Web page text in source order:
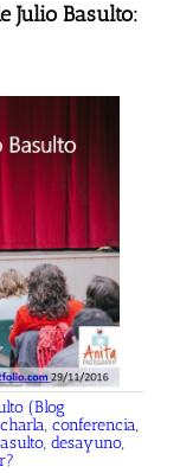
Julio Basulto:
(Blog
charla, conferencia,
, desayuno,